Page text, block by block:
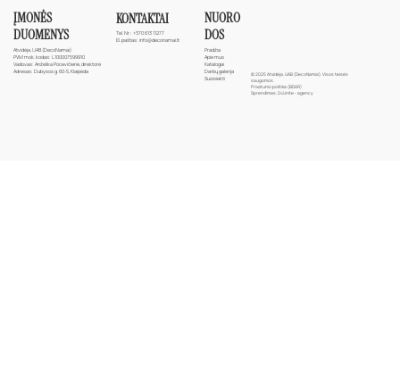
ĮMONĖS
DUOMENYS
Atvidėja, UAB (DecoNamai)
PVM mok. kodas: L100007599910
Vadovas: Anželika Pocevičienė, direktorė
Adresas: Dubysos g. 60-5, Klaipėda
KONTAKTAI
Tel. Nr.: +370 613 11277
El. paštas: info@deconamai.lt
NUORO
DOS
Pradžia
Apie mus
Katalogai
Darbų galerija
Susisiekti
© 2025 Atvidėja, UAB (DecoNamai). Visos teisės
saugomos.
Privatumo politika (BDAR)
Sprendimas:24Unite - agency